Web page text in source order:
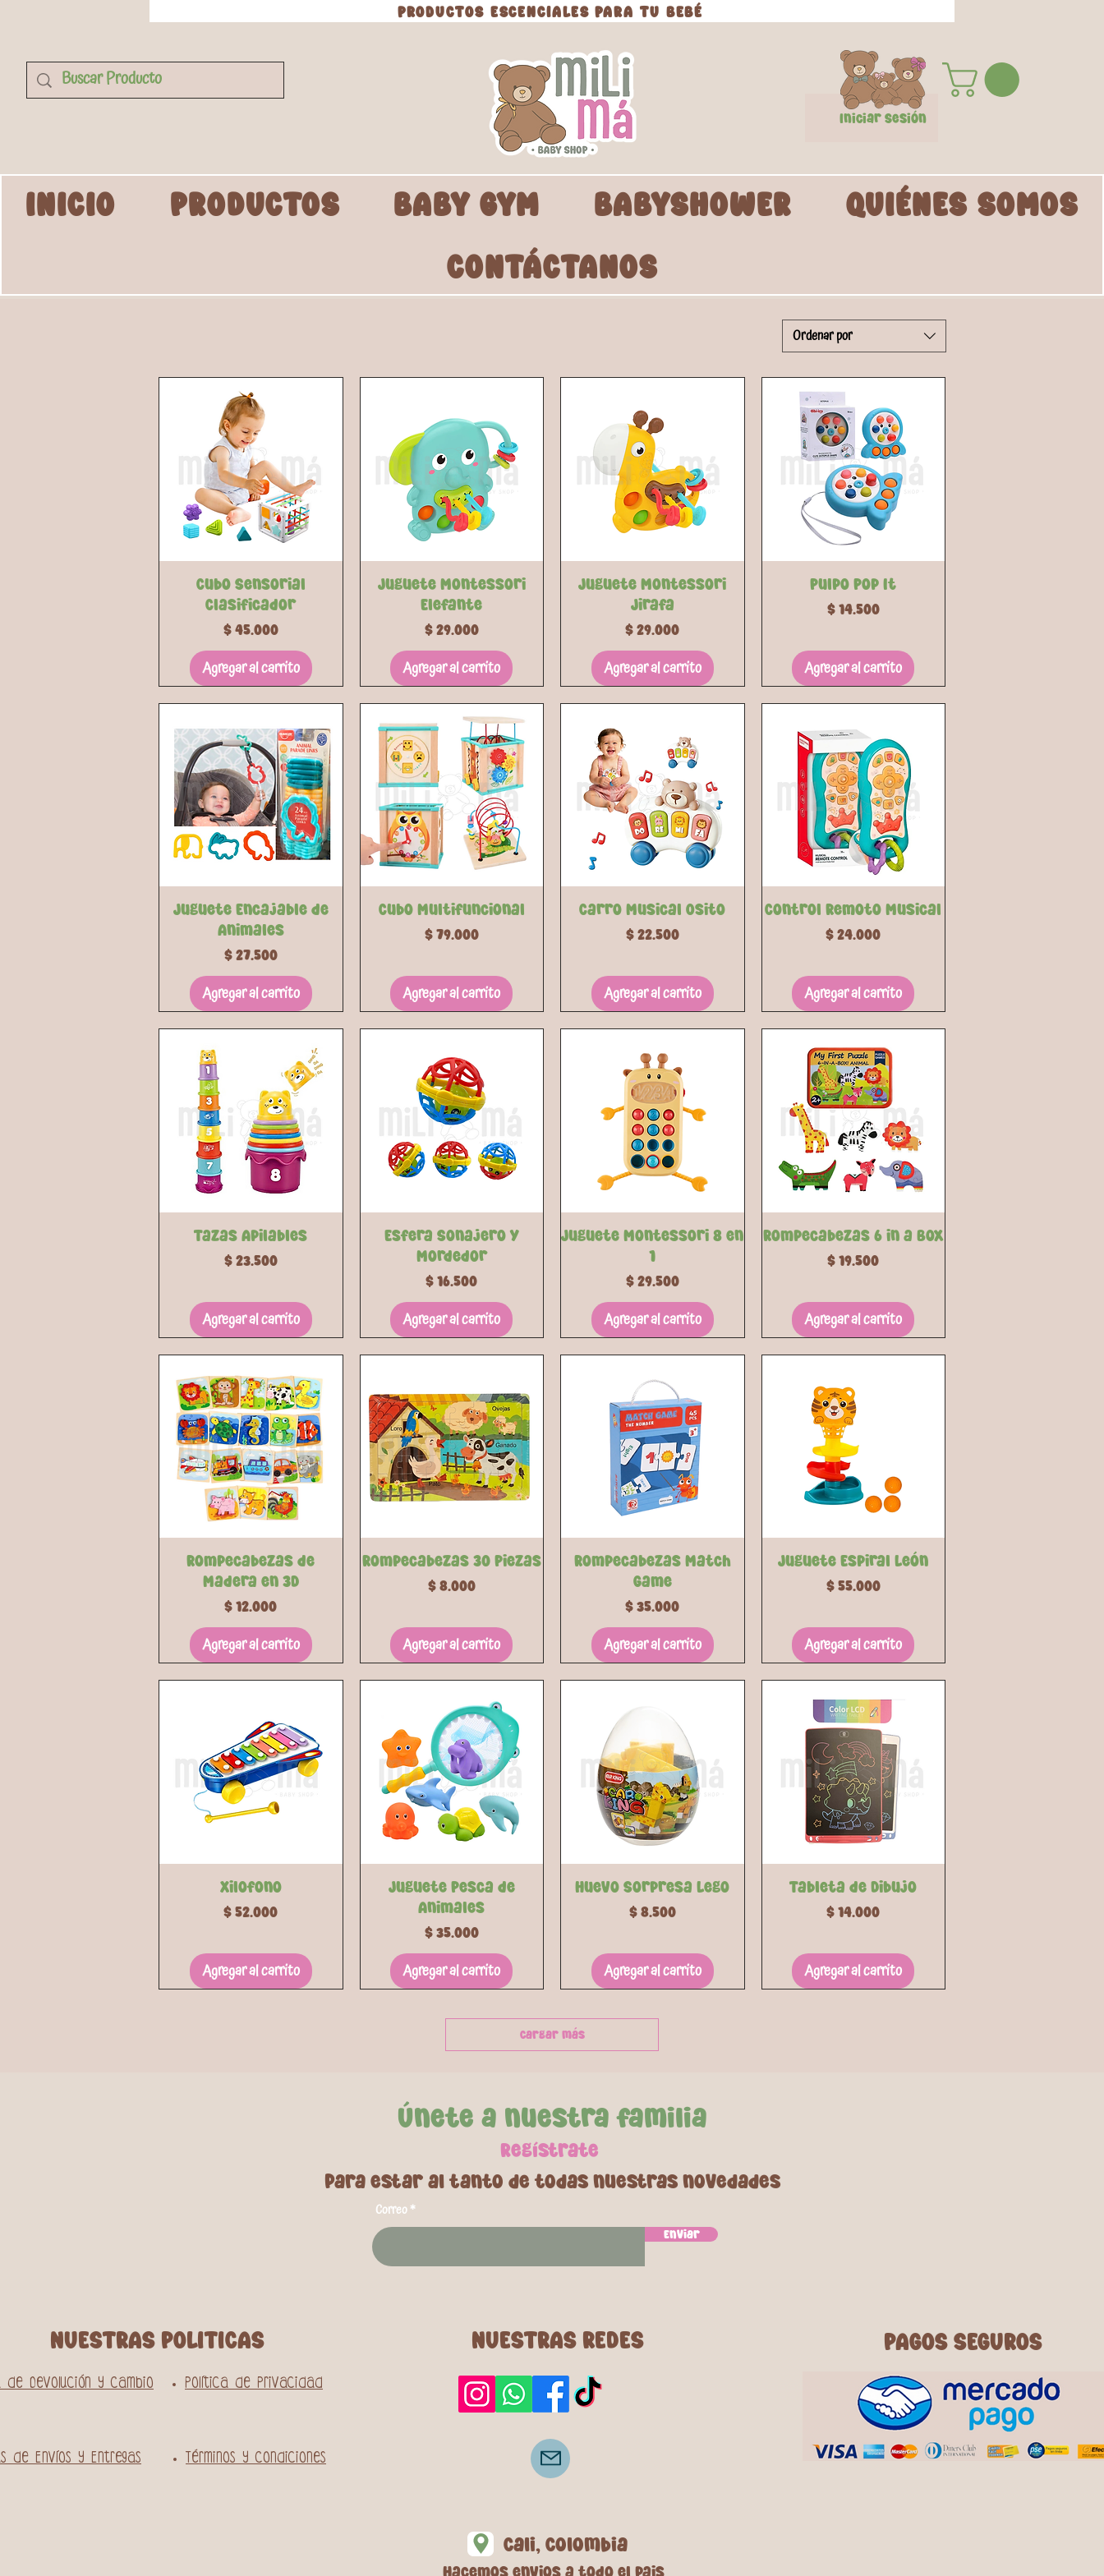
PRODUCTOS ESCENCIALES PARA TU BEBÉ
Iniciar Sesión
INICIO PRODUCTOS BABY GYM BABYSHOWER
QUIÉNES SOMOS
CONTÁCTANOS
Ordenar por
Vista rápida
Cubo Sensorial
Clasificador
Precio
$ 45.000
Agregar al carrito
Vista rápida
Juguete Montessori
Elefante
Precio
$ 29.000
Agregar al carrito
Vista rápida
Juguete Montessori
Jirafa
Precio
$ 29.000
Agregar al carrito
Vista rápida
Pulpo Pop It
Precio
$ 14.500
Agregar al carrito
Vista rápida
Juguete Encajable de
Animales
Precio
$ 27.500
Agregar al carrito
Vista rápida
Cubo Multifuncional
Precio
$ 79.000
Agregar al carrito
Vista rápida
Carro Musical Osito
Precio
$ 22.500
Agregar al carrito
Vista rápida
Control Remoto Musical
Precio
$ 24.000
Agregar al carrito
Vista rápida
Tazas Apilables
Precio
$ 23.500
Agregar al carrito
Vista rápida
Esfera Sonajero y
Mordedor
Precio
$ 16.500
Agregar al carrito
Vista rápida
Juguete Montessori 8 en
1
Precio
$ 29.500
Agregar al carrito
Vista rápida
Rompecabezas 6 in a Box
Precio
$ 19.500
Agregar al carrito
Vista rápida
Rompecabezas de
Madera en 3D
Precio
$ 12.000
Agregar al carrito
Vista rápida
Rompecabezas 30 Piezas
Precio
$ 8.000
Agregar al carrito
Vista rápida
Rompecabezas Match
Game
Precio
$ 35.000
Agregar al carrito
Vista rápida
Juguete Espiral León
Precio
$ 55.000
Agregar al carrito
Vista rápida
Xilofono
Precio
$ 52.000
Agregar al carrito
Vista rápida
Juguete Pesca de
Animales
Precio
$ 35.000
Agregar al carrito
Vista rápida
Huevo Sorpresa Lego
Precio
$ 8.500
Agregar al carrito
Vista rápida
Tableta de Dibujo
Precio
$ 14.000
Agregar al carrito
Cargar más
Únete a nuestra familia
Regístrate
para estar al tanto de todas nuestras novedades
Correo
Enviar
NUESTRAS POLITICAS
Devolución y Cambio Política de Privacidad
de Envíos y Entregas Términos y Condiciones
NUESTRAS REDES
Cali, Colombia
PAGOS SEGUROS
Hacemos envios a todo el pais